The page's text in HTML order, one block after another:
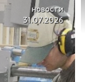
новости
31.07.2026